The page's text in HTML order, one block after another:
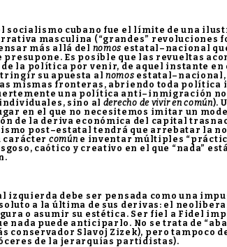
socialismo cubano fue el límite de una
masculina (“grandes” revoluciones
más allá del nomos estatal–nacional
presupone. Es posible que las revueltas
la política por venir, de aquel instante en
su apuesta alnomos estatal–nacional,
mismas fronteras, abriendo toda
una política anti–inmigración no
sino al derecho de vivir en común).
en el que no necesitemos imitar un
de la deriva económica del capital
post–estatal tendrá que arrebatar la
carácter común e inventar múltiples
caótico y creativo en el que “nada”
izquierda debe ser pensada como una
a la última de sus derivas: el
o asumir su estética. Ser fiel a Fidel
nada puede anticiparlo. No se trata de
conservador Slavoj Zizek), pero
de la jerarquías partidistas).